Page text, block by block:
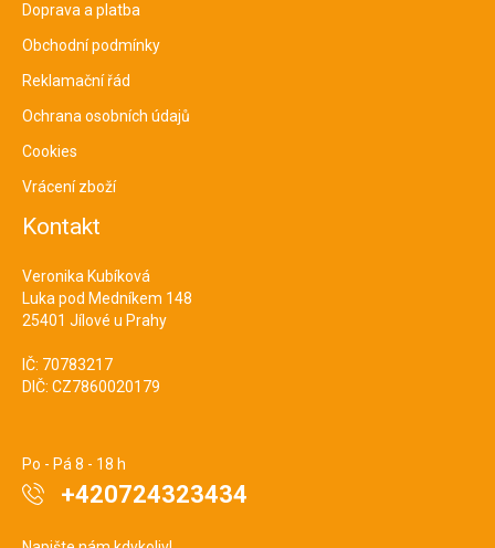
Doprava a platba
Obchodní podmínky
Reklamační řád
Ochrana osobních údajů
Cookies
Vrácení zboží
Kontakt
Veronika Kubíková
Luka pod Medníkem 148
25401 Jílové u Prahy
IČ: 70783217
DIČ: CZ7860020179
Po - Pá 8 - 18 h
+420724323434